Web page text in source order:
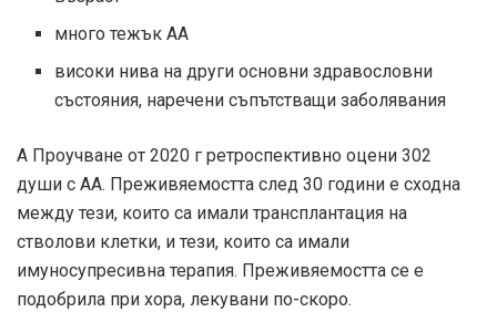
много тежък АА
високи нива на други основни здравословни
състояния, наречени съпътстващи заболявания
А Проучване от 2020 г ретроспективно оцени 302
души с АА. Преживяемостта след 30 години е сходна
между тези, които са имали трансплантация на
стволови клетки, и тези, които са имали
имуносупресивна терапия. Преживяемостта се е
подобрила при хора, лекувани по-скоро.